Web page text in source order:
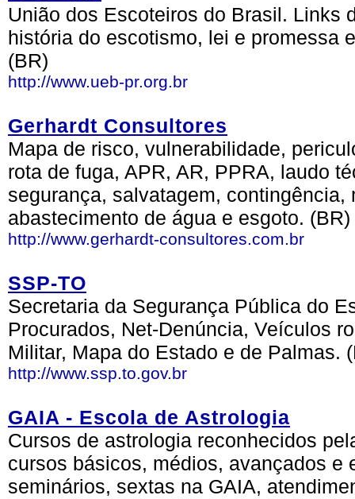
União dos Escoteiros do Brasil. Links
história do escotismo, lei e promessa
(BR)
http://www.ueb-pr.org.br
Gerhardt Consultores
Mapa de risco, vulnerabilidade,
rota de fuga, APR, AR, PPRA, laudo
segurança, salvatagem, contingência,
abastecimento de água e esgoto. (BR)
http://www.gerhardt-consultores.com.br
SSP-TO
Secretaria da Segurança Pública do
Procurados, Net-Denúncia, Veículos
Militar, Mapa do Estado e de Palmas.
http://www.ssp.to.gov.br
GAIA - Escola de Astrologia
Cursos de astrologia reconhecidos
cursos básicos, médios, avançados e
seminários, sextas na GAIA,